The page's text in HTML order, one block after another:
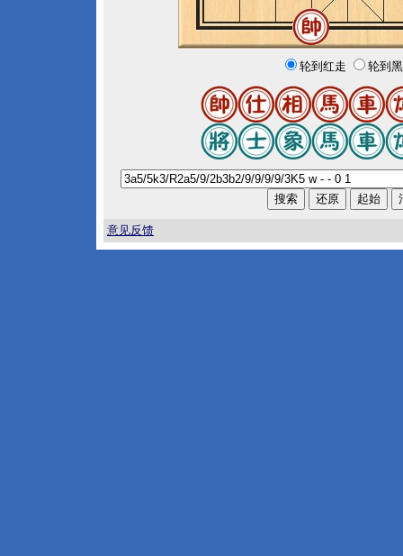
轮到红走 轮到
意见反馈